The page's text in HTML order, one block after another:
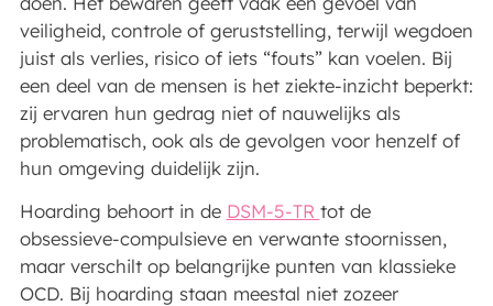
veiligheid, controle of geruststelling, terwijl wegdoen
juist als verlies, risico of iets “fouts” kan voelen. Bij
een deel van de mensen is het ziekte-inzicht beperkt:
zij ervaren hun gedrag niet of nauwelijks als
problematisch, ook als de gevolgen voor henzelf of
hun omgeving duidelijk zijn.
Hoarding behoort in de DSM-5-TR tot de
obsessieve-compulsieve en verwante stoornissen,
maar verschilt op belangrijke punten van klassieke
OCD. Bij hoarding staan meestal niet zozeer